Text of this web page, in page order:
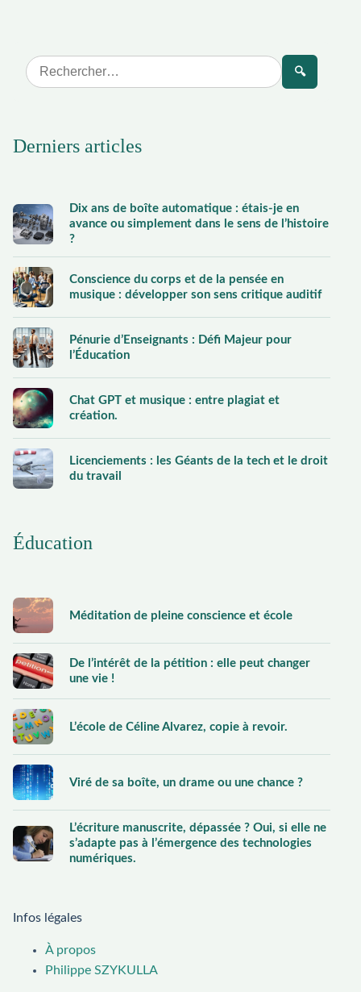
🔍
Derniers articles
Dix ans de boîte automatique : étais-je en
avance ou simplement dans le sens de l’histoire
?
Conscience du corps et de la pensée en
musique : développer son sens critique auditif
Pénurie d’Enseignants : Défi Majeur pour
l’Éducation
Chat GPT et musique : entre plagiat et
création.
Licenciements : les Géants de la tech et le droit
du travail
Éducation
Méditation de pleine conscience et école
De l’intérêt de la pétition : elle peut changer
une vie !
L’école de Céline Alvarez, copie à revoir.
Viré de sa boîte, un drame ou une chance ?
L’écriture manuscrite, dépassée ? Oui, si elle ne
s’adapte pas à l’émergence des technologies
numériques.
Infos légales
À propos
Philippe SZYKULLA